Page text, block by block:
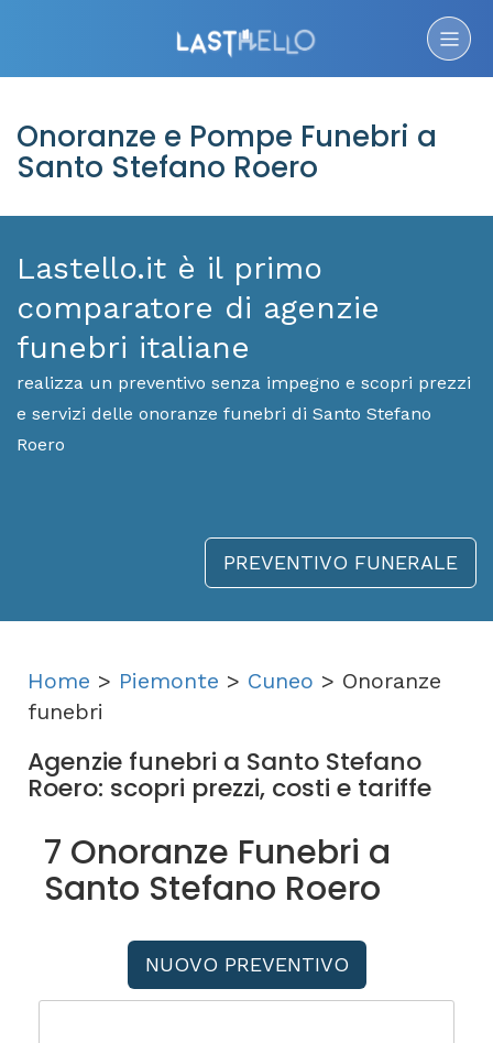
Onoranze e Pompe Funebri a
Santo Stefano Roero
Lastello.it è il primo
comparatore di agenzie
funebri italiane
realizza un preventivo senza impegno e scopri prezzi
e servizi delle onoranze funebri di Santo Stefano
Roero
PREVENTIVO FUNERALE
Home > Piemonte > Cuneo > Onoranze
funebri
Agenzie funebri a Santo Stefano
Roero: scopri prezzi, costi e tariffe
7 Onoranze Funebri a
Santo Stefano Roero
NUOVO PREVENTIVO